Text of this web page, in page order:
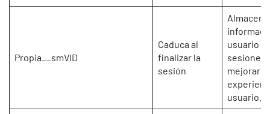
Propia__smVID
Caduca al
finalizar la
sesión
Almacena
usuario y
sesiones
mejorar la
usuario.